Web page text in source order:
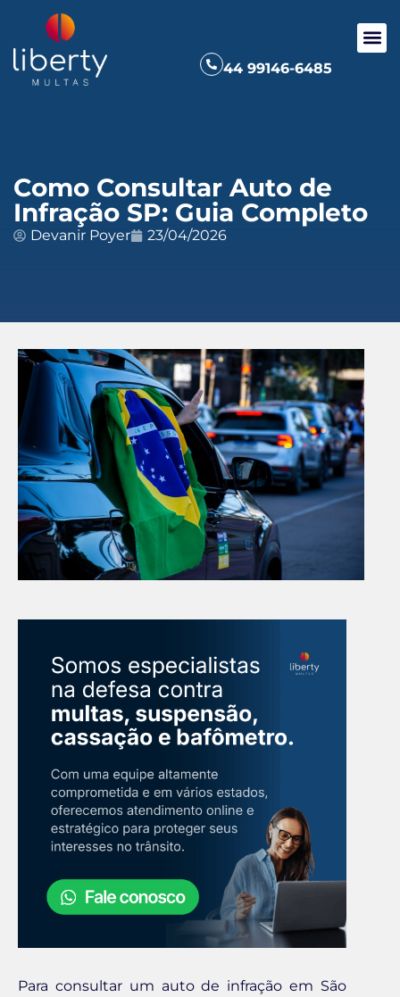
44 99146-6485
Como Consultar Auto de
Infração SP: Guia Completo
Devanir Poyer 23/04/2026
Para consultar um auto de infração em São